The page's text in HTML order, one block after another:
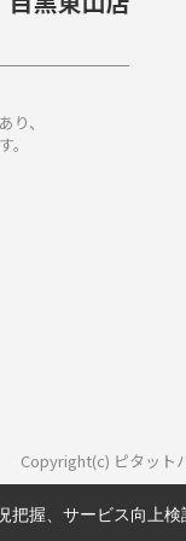
、
Copyright(c) ピタット
把握、サービス向上